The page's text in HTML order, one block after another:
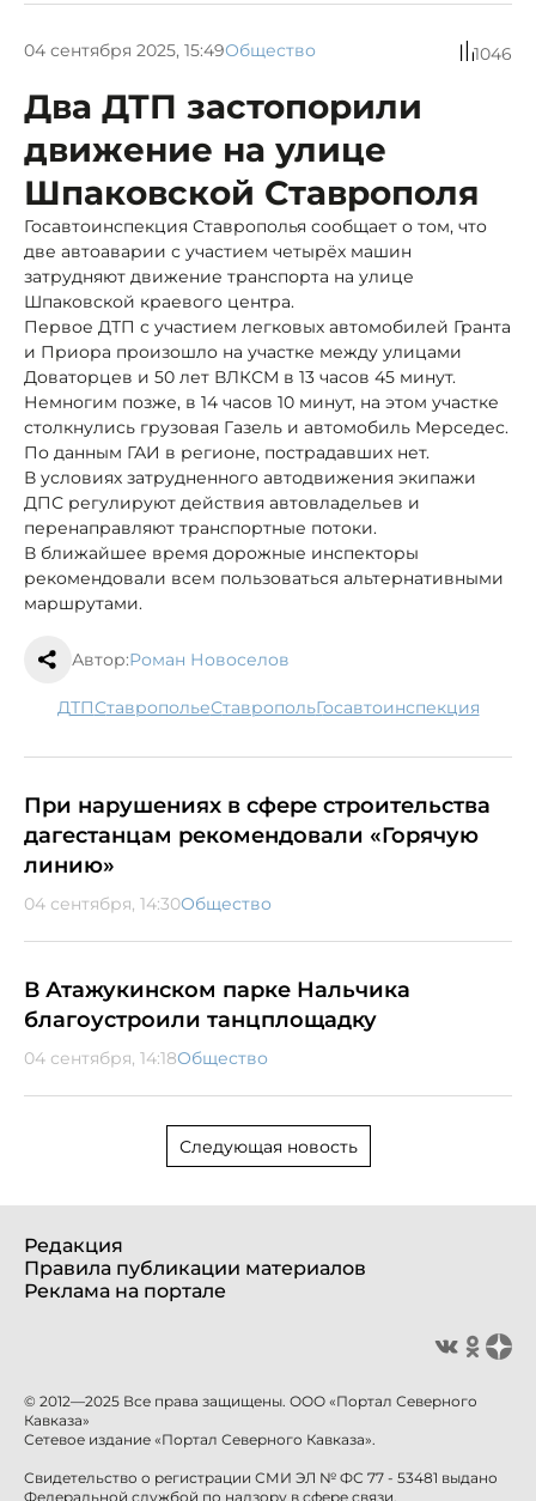
04 сентября 2025, 15:49Общество 1046
Два ДТП застопорили
движение на улице
Шпаковской Ставрополя
Госавтоинспекция Ставрополья сообщает о том, что
две автоаварии с участием четырёх машин
затрудняют движение транспорта на улице
Шпаковской краевого центра.
Первое ДТП с участием легковых автомобилей Гранта
и Приора произошло на участке между улицами
Доваторцев и 50 лет ВЛКСМ в 13 часов 45 минут.
Немногим позже, в 14 часов 10 минут, на этом участке
столкнулись грузовая Газель и автомобиль Мерседес.
По данным ГАИ в регионе, пострадавших нет.
В условиях затрудненного автодвижения экипажи
ДПС регулируют действия автовладельев и
перенаправляют транспортные потоки.
В ближайшее время дорожные инспекторы
рекомендовали всем пользоваться альтернативными
маршрутами.
Автор:Роман Новоселов
ДТП Ставрополье Ставрополь госавтоинспекция
При нарушениях в сфере строительства
дагестанцам рекомендовали «Горячую
линию»
04 сентября, 14:30Общество
В Атажукинском парке Нальчика
благоустроили танцплощадку
04 сентября, 14:18Общество
Следующая новость
Редакция
Правила публикации материалов
Реклама на портале
© 2012—2025 Все права защищены. ООО «Портал Северного
Кавказа»
Сетевое издание «Портал Северного Кавказа».
Свидетельство о регистрации СМИ ЭЛ № ФС 77 - 53481 выдано
Федеральной службой по надзору в сфере связи,